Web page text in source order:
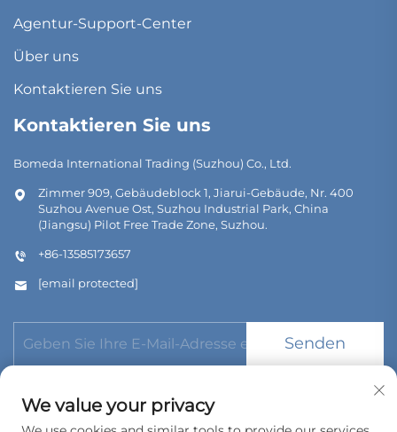
Agentur-Support-Center
Über uns
Kontaktieren Sie uns
Kontaktieren Sie uns
Bomeda International Trading (Suzhou) Co., Ltd.
Zimmer 909, Gebäudeblock 1, Jiarui-Gebäude, Nr. 400
Suzhou Avenue Ost, Suzhou Industrial Park, China
(Jiangsu) Pilot Free Trade Zone, Suzhou.
+86-13585173657
[email protected]
Senden
We value your privacy